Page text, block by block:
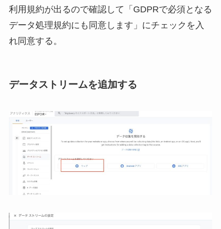
利用規約が出るので確認して「GDPRで必須となる
データ処理規約にも同意します」にチェックを入
れ同意する。
データストリームを追加する